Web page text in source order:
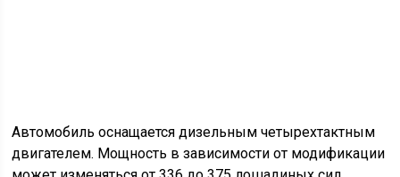
ZZ 3407 S 3267 С оснащен двигателем с
мощностью 375 лошадиных сил. Колесная
формула уже 8х4. Способен самосвал «Хово»